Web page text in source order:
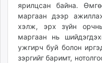
ярилцсан байна.
маргаан дээр
хэлж, эрх зүйн
маргаан нь
ужгирч буй болон
зэргийг баримт,